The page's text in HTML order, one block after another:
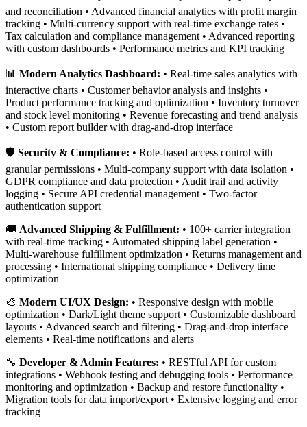
and reconciliation • Advanced financial analytics with profit margin
tracking • Multi-currency support with real-time exchange rates •
Tax calculation and compliance management • Advanced reporting
with custom dashboards • Performance metrics and KPI tracking
📊 Modern Analytics Dashboard: • Real-time sales analytics with
interactive charts • Customer behavior analysis and insights •
Product performance tracking and optimization • Inventory turnover
and stock level monitoring • Revenue forecasting and trend analysis
• Custom report builder with drag-and-drop interface
🛡️ Security & Compliance: • Role-based access control with
granular permissions • Multi-company support with data isolation •
GDPR compliance and data protection • Audit trail and activity
logging • Secure API credential management • Two-factor
authentication support
🚚 Advanced Shipping & Fulfillment: • 100+ carrier integration
with real-time tracking • Automated shipping label generation •
Multi-warehouse fulfillment optimization • Returns management and
processing • International shipping compliance • Delivery time
optimization
🎨 Modern UI/UX Design: • Responsive design with mobile
optimization • Dark/Light theme support • Customizable dashboard
layouts • Advanced search and filtering • Drag-and-drop interface
elements • Real-time notifications and alerts
🔧 Developer & Admin Features: • RESTful API for custom
integrations • Webhook testing and debugging tools • Performance
monitoring and optimization • Backup and restore functionality •
Migration tools for data import/export • Extensive logging and error
tracking